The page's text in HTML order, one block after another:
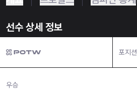
선수 상세 정보
포지션
우승